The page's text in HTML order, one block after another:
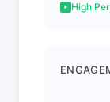
High